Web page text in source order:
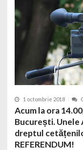
1 octombrie 2018 0
Acum la ora
București.
dreptul
REFERENDUM!